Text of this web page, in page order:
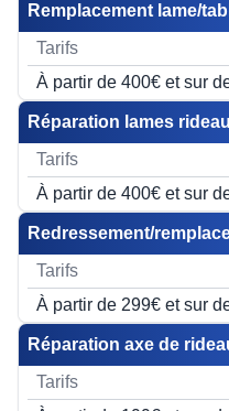
Remplacement lame/
À partir de 400€ et sur
Réparation lames
À partir de 400€ et sur
Redressement/
À partir de 299€ et sur
Réparation axe de